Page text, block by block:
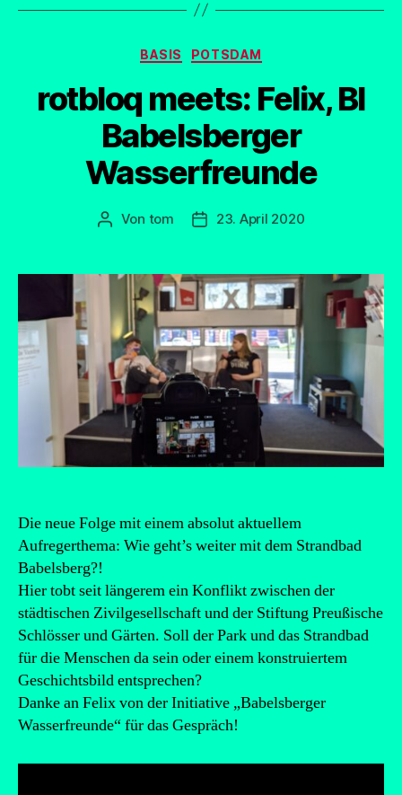
Kategorien
BASIS POTSDAM
rotbloq meets: Felix, BI
Babelsberger
Wasserfreunde
Beitragsautor
Von tom Beitragsdatum
23. April 2020
Die neue Folge mit einem absolut aktuellem
Aufregerthema: Wie geht’s weiter mit dem Strandbad
Babelsberg?!
Hier tobt seit längerem ein Konflikt zwischen der
städtischen Zivilgesellschaft und der Stiftung Preußische
Schlösser und Gärten. Soll der Park und das Strandbad
für die Menschen da sein oder einem konstruiertem
Geschichtsbild entsprechen?
Danke an Felix von der Initiative „Babelsberger
Wasserfreunde“ für das Gespräch!